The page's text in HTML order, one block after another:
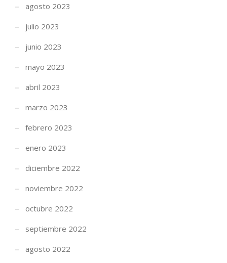
agosto 2023
julio 2023
junio 2023
mayo 2023
abril 2023
marzo 2023
febrero 2023
enero 2023
diciembre 2022
noviembre 2022
octubre 2022
septiembre 2022
agosto 2022